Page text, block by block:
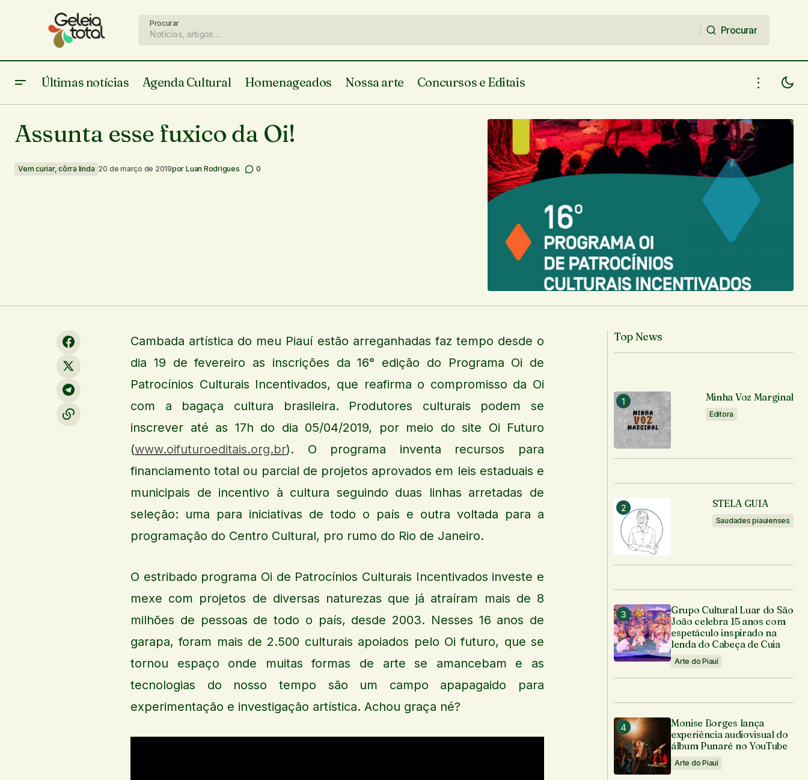
Procurar
Procurar
Últimas notícias Agenda Cultural Homenageados Nossa arte Concursos e Editais
gravado no Parque Nacional Serra da
Capivara
Assunta esse fuxico da Oi!
Aero lança o EP Ímpeto: literatura
alemã e rock alternativo, por Wonnack
Assunta esse fuxico da Oi!
Vem curiar, côrra linda 20 de março de 2019por Luan Rodrigues 0
Cambada artística do meu Piauí estão arreganhadas faz tempo desde o
dia 19 de fevereiro as inscrições da 16° edição do Programa Oi de
Patrocínios Culturais Incentivados, que reafirma o compromisso da Oi
com a bagaça cultura brasileira. Produtores culturais podem se
inscrever até as 17h do dia 05/04/2019, por meio do site Oi Futuro
(www.oifuturoeditais.org.br). O programa inventa recursos para
financiamento total ou parcial de projetos aprovados em leis estaduais e
municipais de incentivo à cultura seguindo duas linhas arretadas de
seleção: uma para iniciativas de todo o país e outra voltada para a
programação do Centro Cultural, pro rumo do Rio de Janeiro.
O estribado programa Oi de Patrocínios Culturais Incentivados investe e
mexe com projetos de diversas naturezas que já atraíram mais de 8
milhões de pessoas de todo o país, desde 2003. Nesses 16 anos de
garapa, foram mais de 2.500 culturais apoiados pelo Oi futuro, que se
tornou espaço onde muitas formas de arte se amancebam e as
tecnologias do nosso tempo são um campo apapagaido para
experimentação e investigação artística. Achou graça né?
Top News
Minha Voz Marginal
Editora
STELA GUIA
Saudades piauienses
Grupo Cultural Luar do São
João celebra 15 anos com
espetáculo inspirado na
lenda do Cabeça de Cuia
Arte do Piauí
Monise Borges lança
experiência audiovisual do
álbum Punaré no YouTube
Arte do Piauí